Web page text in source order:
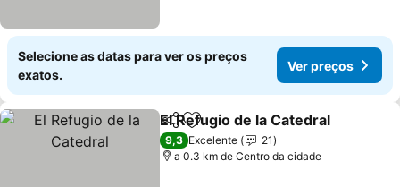
Selecione as datas para ver os preços
exatos.
Ver preços
PartilharAdicionar aos favoritos
El Refugio de la Catedral
9,3 Excelente
21
a 0.3 km de Centro da cidade